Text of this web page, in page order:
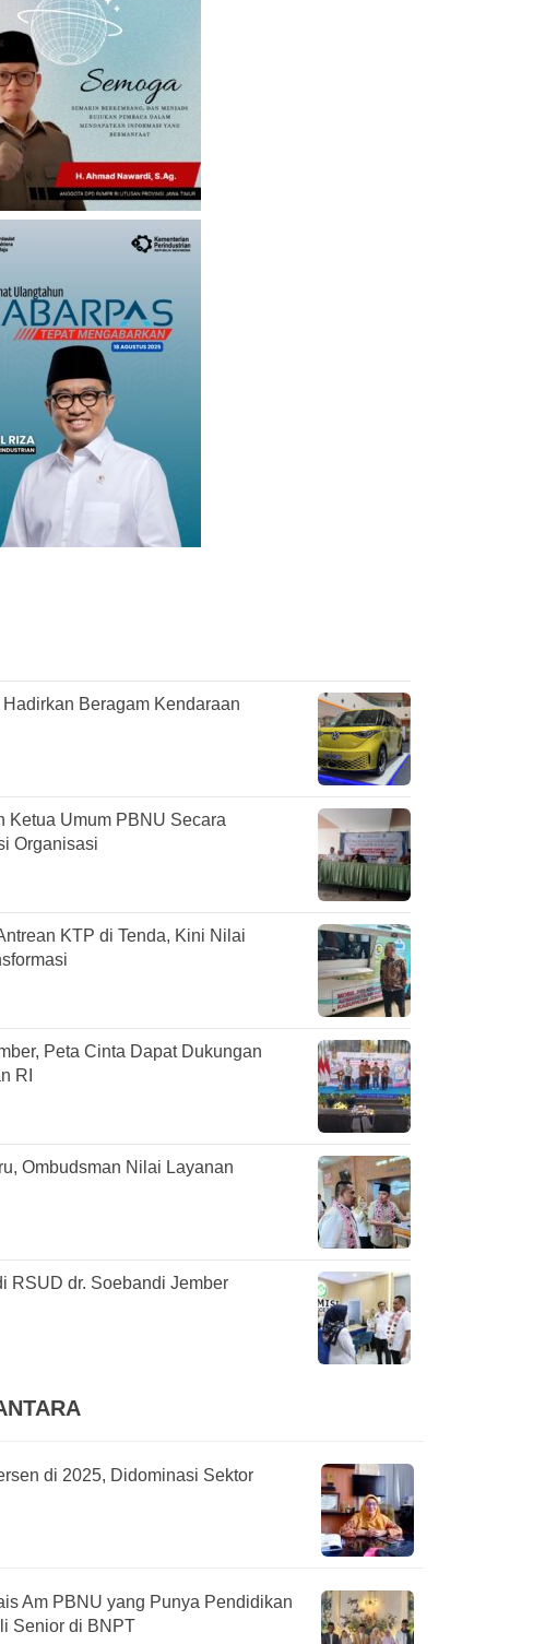
Beragam Kendaraan
Ketua Umum PBNU Secara
Organisasi
KTP di Tenda, Kini Nilai
Peta Cinta Dapat Dukungan
RI
Ombudsman Nilai Layanan
RSUD dr. Soebandi Jember
di 2025, Didominasi Sektor
Am PBNU yang Punya Pendidikan
Senior di BNPT